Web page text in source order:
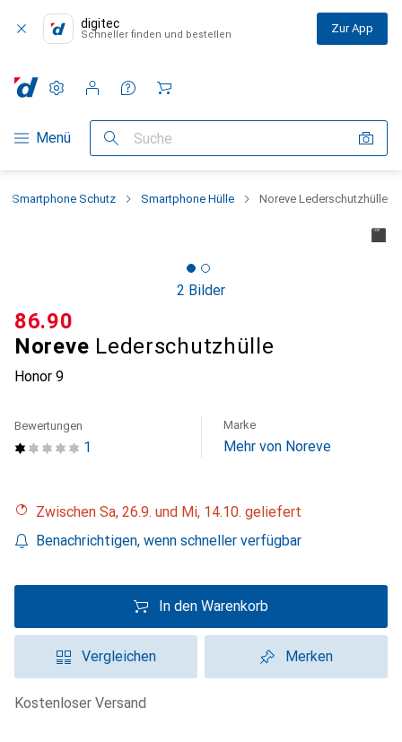
digitec
Schneller finden und bestellen Zur App
Navigation nach Kategorien
Menü Suche
Einstellungen
Kundenkonto
Vergleichslisten
Merklisten
Warenkorb
Smartphone Schutz Smartphone Hülle Noreve Lederschutzhülle
2 Bilder
Noreve Lederschutzhülle
Honor 9
CHF
86.90
1
Bewertungen Marke
Mehr von Noreve
Zwischen Sa, 26.9. und Mi, 14.10. geliefert
Benachrichtigen, wenn schneller verfügbar
In den Warenkorb
Vergleichen Merken
kostenloser Versand